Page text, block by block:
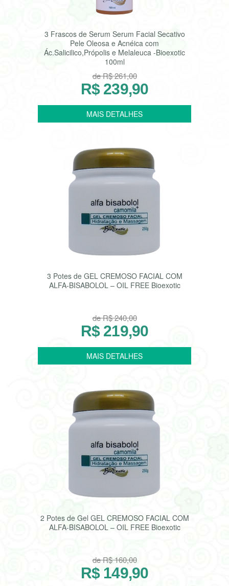
3 Frascos de Serum Serum Facial Secativo
Pele Oleosa e Acnéica com
Ác.Salicilico,Própolis e Melaleuca -Bioexotic
100ml
de R$ 261,00
R$ 239,90
3 Potes de GEL CREMOSO FACIAL COM
ALFA-BISABOLOL – OIL FREE Bioexotic
de R$ 240,00
R$ 219,90
2 Potes de Gel GEL CREMOSO FACIAL COM
ALFA-BISABOLOL – OIL FREE Bioexotic
de R$ 160,00
R$ 149,90